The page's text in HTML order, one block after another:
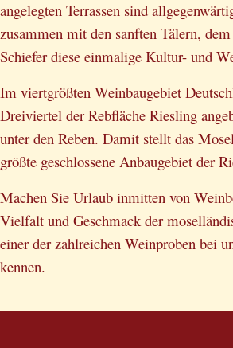
angelegten Terrassen sind
zusammen mit den sanften Tälern,
Schiefer diese einmalige Kultur- und
Im viertgrößten Weinbaugebiet
Dreiviertel der Rebfläche Riesling
unter den Reben. Damit stellt das
größte geschlossene Anbaugebiet der
Machen Sie Urlaub inmitten von
Vielfalt und Geschmack der
einer der zahlreichen Weinproben bei
kennen.